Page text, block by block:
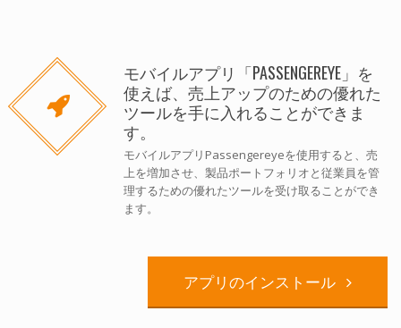
モバイルアプリ「PASSENGEREYE」を
使えば、売上アップのための優れた
ツールを手に入れることができま
す。
モバイルアプリPassengereyeを使用すると、売
上を増加させ、製品ポートフォリオと従業員を管
理するための優れたツールを受け取ることができ
ます。
アプリのインストール